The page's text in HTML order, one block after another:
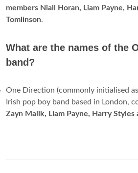
members Niall Horan, Liam Payne,
Tomlinson.
What are the names of the
band?
One Direction (commonly initialised
Irish pop boy band based in London,
Zayn Malik, Liam Payne, Harry Styles